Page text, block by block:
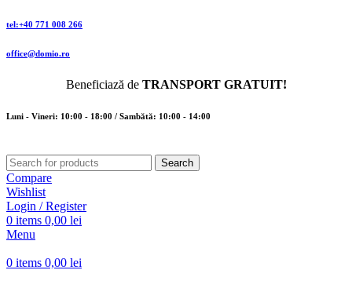
tel:+40 771 008 266
office@domio.ro
Beneficiază de TRANSPORT GRATUIT!
Luni - Vineri: 10:00 - 18:00 / Sambătă: 10:00 - 14:00
Search
Compare
Wishlist
Login / Register
0 items 0,00 lei
Menu
0 items 0,00 lei